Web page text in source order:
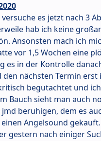
es jetzt nach 3
hab ich keine
Ansonsten mach ich
vor 1,5 Wochen eine
es in der Kontrolle
nächsten Termin erst
begutachtet und
Bauch sieht man auch
beruhigen, dem es
Angelsound
gestern nach einiger